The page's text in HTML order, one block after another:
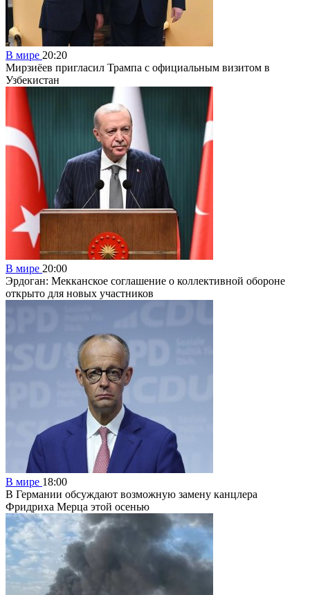
В мире 20:20
Мирзиёев пригласил Трампа с официальным визитом в
Узбекистан
В мире 20:00
Эрдоган: Мекканское соглашение о коллективной обороне
открыто для новых участников
В мире 18:00
В Германии обсуждают возможную замену канцлера
Фридриха Мерца этой осенью